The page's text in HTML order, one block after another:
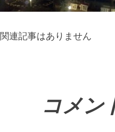
関連記事はありません
コメン